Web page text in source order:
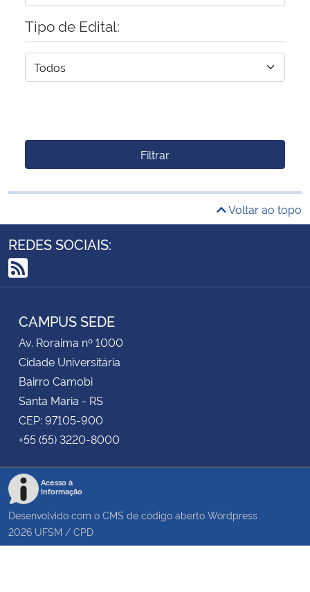
Tipo de Edital:
Filtrar
Voltar ao topo
REDES SOCIAIS:
RSS
CAMPUS SEDE
Av. Roraima nº 1000
Cidade Universitária
Bairro Camobi
Santa Maria - RS
CEP: 97105-900
+55 (55) 3220-8000
Acesso à
Informação
Desenvolvido com o CMS de código aberto Wordpress
2026 UFSM / CPD